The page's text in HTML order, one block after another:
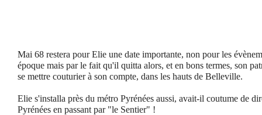
Mai 68 restera pour Elie une date importante, non pour les
époque mais par le fait qu'il quitta alors, et en bons termes, son
se mettre couturier à son compte, dans les hauts de Belleville.
Elie s'installa près du métro Pyrénées aussi, avait-il coutume de
Pyrénées en passant par "le Sentier" !